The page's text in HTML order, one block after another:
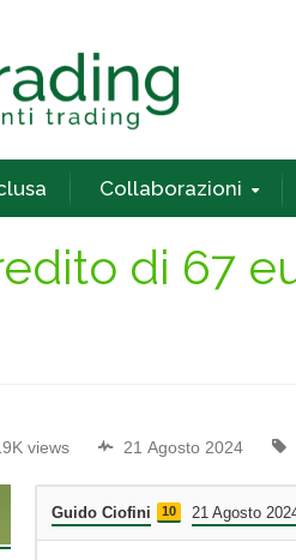
Collaborazioni
di 67
views 21 Agosto 2024
Guido Ciofini 10 21 Agosto